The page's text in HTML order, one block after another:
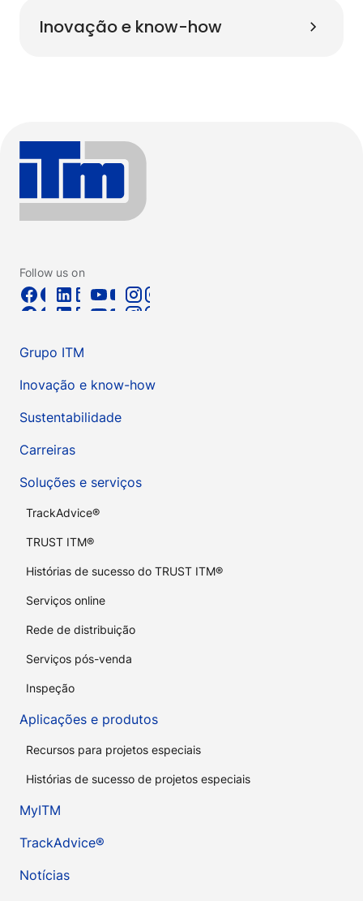
Inovação e know-how
Follow us on
Grupo ITM
Inovação e know-how
Sustentabilidade
Carreiras
Soluções e serviços
TrackAdvice®
TRUST ITM®
Histórias de sucesso do TRUST ITM®
Serviços online
Rede de distribuição
Serviços pós-venda
Inspeção
Aplicações e produtos
Recursos para projetos especiais
Histórias de sucesso de projetos especiais
MyITM
TrackAdvice®
Notícias